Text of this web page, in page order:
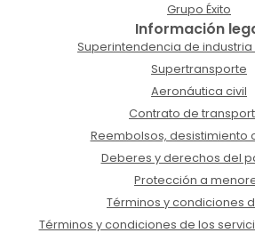
Grupo Éxito
Información
Superintendencia de
Supertransporte
Aeronáutica civil
Contrato de
Reembolsos, desistimiento
Deberes y derechos del
Protección a
Términos y condiciones
Términos y condiciones de los